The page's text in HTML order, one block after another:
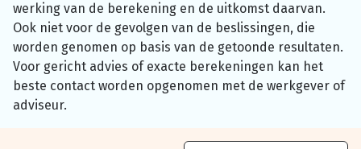
werking van de berekening en de uitkomst daarvan.
Ook niet voor de gevolgen van de beslissingen, die
worden genomen op basis van de getoonde resultaten.
Voor gericht advies of exacte berekeningen kan het
beste contact worden opgenomen met de werkgever of
adviseur.